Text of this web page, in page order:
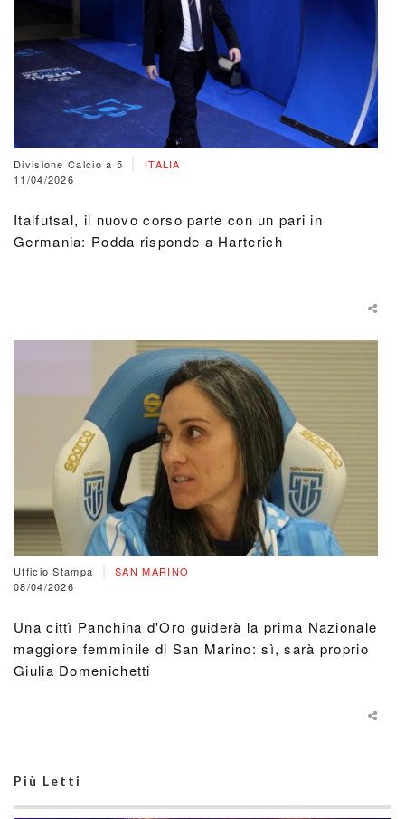
Divisione Calcio a 5
ITALIA
11/04/2026
Italfutsal, il nuovo corso parte con un pari in
Germania: Podda risponde a Harterich
Ufficio Stampa
SAN MARINO
08/04/2026
Una cittì Panchina d'Oro guiderà la prima Nazionale
maggiore femminile di San Marino: sì, sarà proprio
Giulia Domenichetti
Più Letti